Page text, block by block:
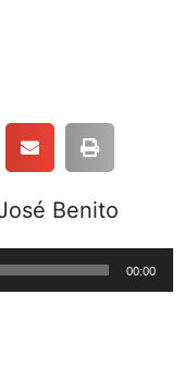
Benito
00:00